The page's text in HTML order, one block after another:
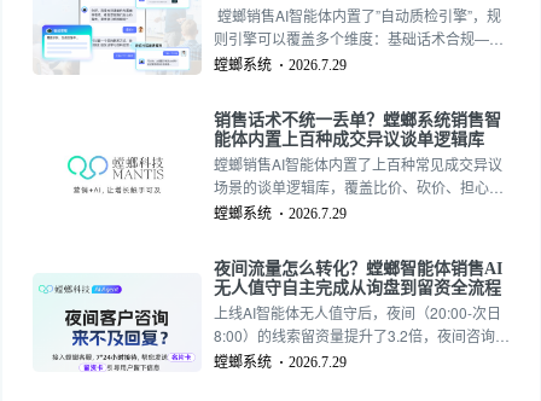
螳螂销售AI智能体内置了”自动质检引擎”，规
则引擎可以覆盖多个维度：基础话术合规——
销售是否按要求使用了标准开场白、标准结束
螳螂系统 2026.7.29
销售话术不统一丢单？螳螂系统销售智
能体内置上百种成交异议谈单逻辑库
螳螂销售AI智能体内置了上百种常见成交异议
场景的谈单逻辑库，覆盖比价、砍价、担心效
果、犹豫观望、对比竞品、预算不足、决策周
话15727355390
螳螂系统 2026.7.29
夜间流量怎么转化？螳螂智能体销售AI
无人值守自主完成从询盘到留资全流程
上线AI智能体无人值守后，夜间（20:00-次日
8:00）的线索留资量提升了3.2倍，夜间咨询的
最终成交转化率与白天人工时段持平
螳螂系统 2026.7.29